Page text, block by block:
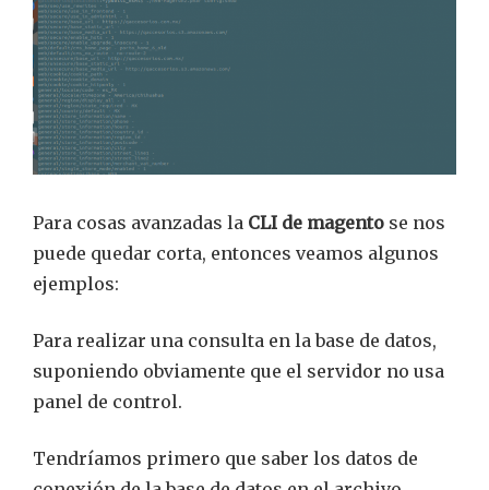
Para cosas avanzadas la CLI de magento se nos
puede quedar corta, entonces veamos algunos
ejemplos:
Para realizar una consulta en la base de datos,
suponiendo obviamente que el servidor no usa
panel de control.
Tendríamos primero que saber los datos de